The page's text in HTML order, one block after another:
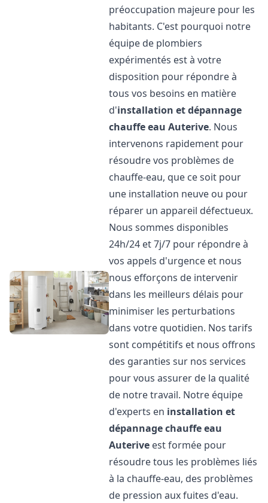
préoccupation majeure pour les
habitants. C'est pourquoi notre
équipe de plombiers
expérimentés est à votre
disposition pour répondre à
tous vos besoins en matière
d'installation et dépannage
chauffe eau Auterive. Nous
intervenons rapidement pour
résoudre vos problèmes de
chauffe-eau, que ce soit pour
une installation neuve ou pour
réparer un appareil défectueux.
Nous sommes disponibles
24h/24 et 7j/7 pour répondre à
vos appels d'urgence et nous
nous efforçons de intervenir
dans les meilleurs délais pour
minimiser les perturbations
dans votre quotidien. Nos tarifs
sont compétitifs et nous offrons
des garanties sur nos services
pour vous assurer de la qualité
de notre travail. Notre équipe
d'experts en installation et
dépannage chauffe eau
Auterive est formée pour
résoudre tous les problèmes liés
à la chauffe-eau, des problèmes
de pression aux fuites d'eau.